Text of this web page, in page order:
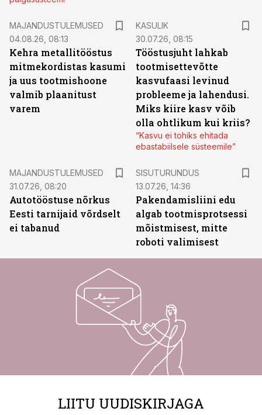
MAJANDUSTULEMUSED
04.08.26, 08:13
Kehra metallitööstus
mitmekordistas kasumi
ja uus tootmishoone
valmib plaanitust
varem
KASULIK
30.07.26, 08:15
Tööstusjuht lahkab
tootmisettevõtte
kasvufaasi levinud
probleeme ja lahendusi.
Miks kiire kasv võib
olla ohtlikum kui kriis?
“Kasvu ei tohiks ehitada
ebastabiilsele süsteemile”
MAJANDUSTULEMUSED
31.07.26, 08:20
Autotööstuse nõrkus
Eesti tarnijaid võrdselt
ei tabanud
SISUTURUNDUS
13.07.26, 14:36
Pakendamisliini edu
algab tootmisprotsessi
mõistmisest, mitte
roboti valimisest
LIITU UUDISKIRJAGA